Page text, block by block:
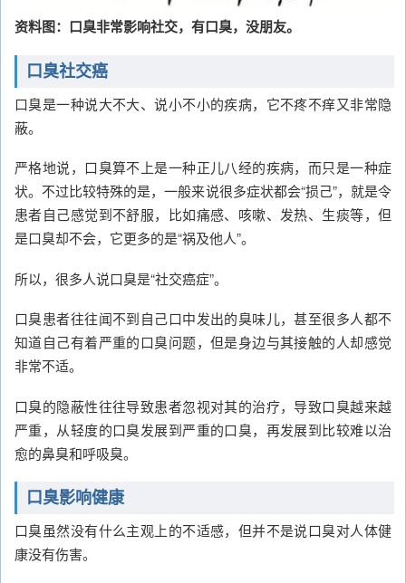
资料图：口臭非常影响社交，有口臭，没朋友。
口臭社交癌
口臭是一种说大不大、说小不小的疾病，它不疼不痒又非常隐
蔽。
严格地说，口臭算不上是一种正儿八经的疾病，而只是一种症
状。不过比较特殊的是，一般来说很多症状都会“损己”，就是令
患者自己感觉到不舒服，比如痛感、咳嗽、发热、生痰等，但
是口臭却不会，它更多的是“祸及他人”。
所以，很多人说口臭是“社交癌症”。
口臭患者往往闻不到自己口中发出的臭味儿，甚至很多人都不
知道自己有着严重的口臭问题，但是身边与其接触的人却感觉
非常不适。
口臭的隐蔽性往往导致患者忽视对其的治疗，导致口臭越来越
严重，从轻度的口臭发展到严重的口臭，再发展到比较难以治
愈的鼻臭和呼吸臭。
口臭影响健康
口臭虽然没有什么主观上的不适感，但并不是说口臭对人体健
康没有伤害。